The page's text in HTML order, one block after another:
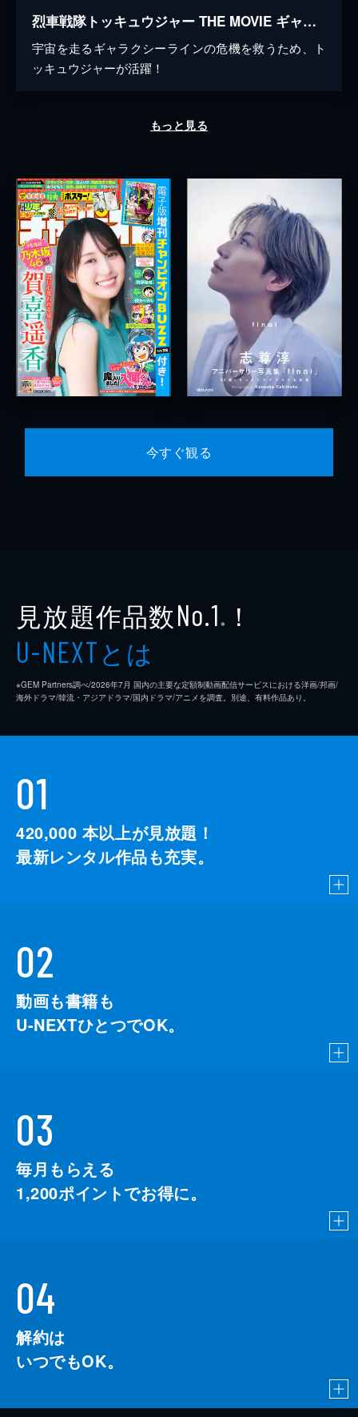
烈車戦隊トッキュウジャー THE MOVIE ギャラクシーラインSOS
宇宙を走るギャラクシーラインの危機を救うため、ト
ッキュウジャーが活躍！
もっと見る
今すぐ観る
見放題作品数No.1 ※ ！
U-NEXTとは
※GEM Partners調べ/2026年7⽉ 国内の主要な定額制動画配信サービスにおける洋画/邦画/
海外ドラマ/韓流・アジアドラマ/国内ドラマ/アニメを調査。別途、有料作品あり。
01
420,000 本以上が見放題！
最新レンタル作品も充実。
02
動画も書籍も
U-NEXTひとつでOK。
03
毎月もらえる
1,200ポイントでお得に。
04
解約は
いつでもOK。